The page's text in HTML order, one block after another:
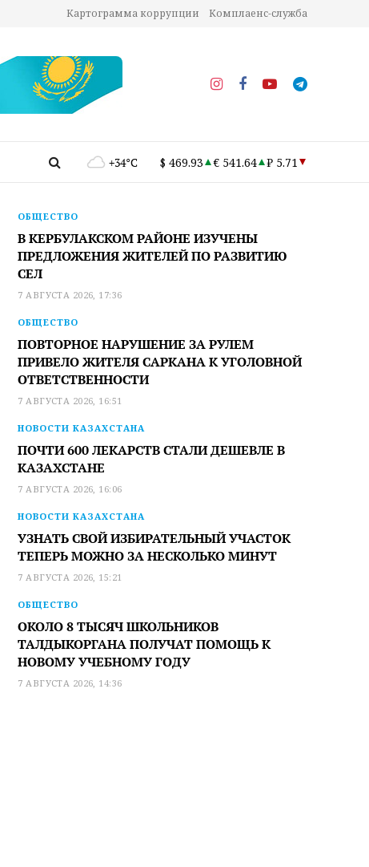
Картограмма коррупции Комплаенс-служба
+34°C $ 469.93 € 541.64 ₽ 5.71
ОБЩЕСТВО
В КЕРБУЛАКСКОМ РАЙОНЕ ИЗУЧЕНЫ
ПРЕДЛОЖЕНИЯ ЖИТЕЛЕЙ ПО РАЗВИТИЮ
СЕЛ
7 АВГУСТА 2026, 17:36
ОБЩЕСТВО
ПОВТОРНОЕ НАРУШЕНИЕ ЗА РУЛЕМ
ПРИВЕЛО ЖИТЕЛЯ САРКАНА К УГОЛОВНОЙ
ОТВЕТСТВЕННОСТИ
7 АВГУСТА 2026, 16:51
НОВОСТИ КАЗАХСТАНА
ПОЧТИ 600 ЛЕКАРСТВ СТАЛИ ДЕШЕВЛЕ В
КАЗАХСТАНЕ
7 АВГУСТА 2026, 16:06
НОВОСТИ КАЗАХСТАНА
УЗНАТЬ СВОЙ ИЗБИРАТЕЛЬНЫЙ УЧАСТОК
ТЕПЕРЬ МОЖНО ЗА НЕСКОЛЬКО МИНУТ
7 АВГУСТА 2026, 15:21
ОБЩЕСТВО
ОКОЛО 8 ТЫСЯЧ ШКОЛЬНИКОВ
ТАЛДЫКОРГАНА ПОЛУЧАТ ПОМОЩЬ К
НОВОМУ УЧЕБНОМУ ГОДУ
7 АВГУСТА 2026, 14:36